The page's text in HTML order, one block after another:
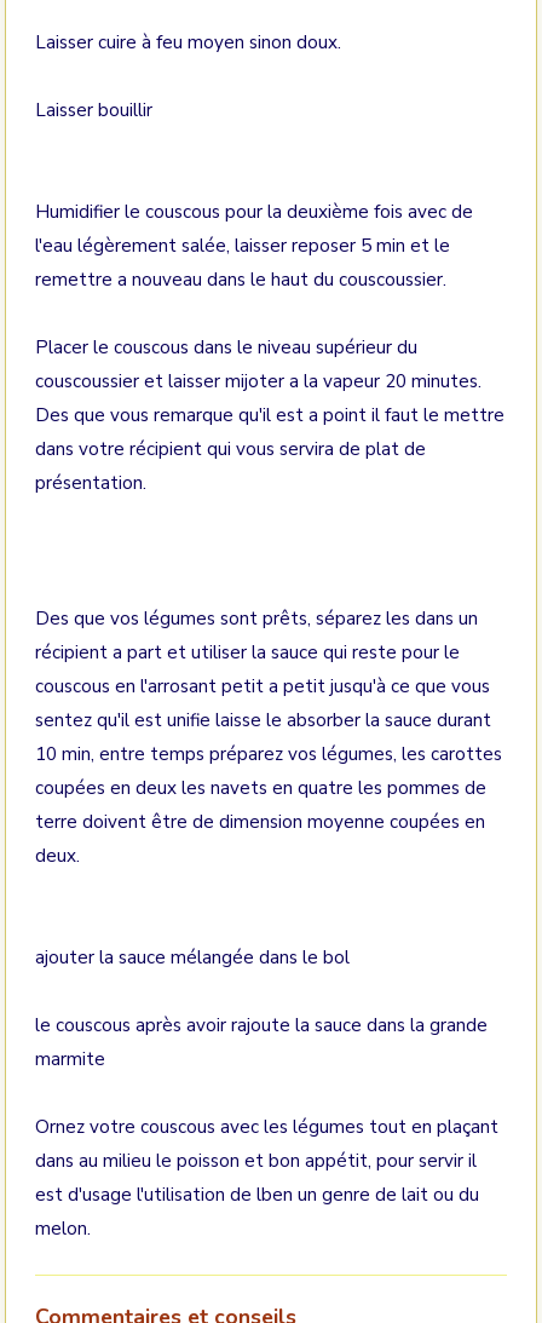
Laisser cuire à feu moyen sinon doux.
Laisser bouillir
Humidifier le couscous pour la deuxième fois avec de
l'eau légèrement salée, laisser reposer 5 min et le
remettre a nouveau dans le haut du couscoussier.
Placer le couscous dans le niveau supérieur du
couscoussier et laisser mijoter a la vapeur 20 minutes.
Des que vous remarque qu'il est a point il faut le mettre
dans votre récipient qui vous servira de plat de
présentation.
Des que vos légumes sont prêts, séparez les dans un
récipient a part et utiliser la sauce qui reste pour le
couscous en l'arrosant petit a petit jusqu'à ce que vous
sentez qu'il est unifie laisse le absorber la sauce durant
10 min, entre temps préparez vos légumes, les carottes
coupées en deux les navets en quatre les pommes de
terre doivent être de dimension moyenne coupées en
deux.
ajouter la sauce mélangée dans le bol
le couscous après avoir rajoute la sauce dans la grande
marmite
Ornez votre couscous avec les légumes tout en plaçant
dans au milieu le poisson et bon appétit, pour servir il
est d'usage l'utilisation de lben un genre de lait ou du
melon.
Commentaires et conseils